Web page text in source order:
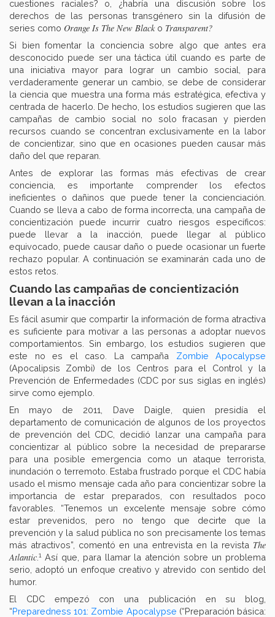
cuestiones raciales? o, ¿habría una discusión sobre los
derechos de las personas transgénero sin la difusión de
series como Orange Is The New Blacko Transparent?
Si bien fomentar la conciencia sobre algo que antes era
desconocido puede ser una táctica útil cuando es parte de
una iniciativa mayor para lograr un cambio social, para
verdaderamente generar un cambio, se debe de considerar
la ciencia que muestra una forma más estratégica, efectiva y
centrada de hacerlo. De hecho, los estudios sugieren que las
campañas de cambio social no solo fracasan y pierden
recursos cuando se concentran exclusivamente en la labor
de concientizar, sino que en ocasiones pueden causar más
daño del que reparan.
Antes de explorar las formas más efectivas de crear
conciencia, es importante comprender los efectos
ineficientes o dañinos que puede tener la concienciación.
Cuando se lleva a cabo de forma incorrecta, una campaña de
concientización puede incurrir cuatro riesgos específicos:
puede llevar a la inacción, puede llegar al público
equivocado, puede causar daño o puede ocasionar un fuerte
rechazo popular. A continuación se examinarán cada uno de
estos retos.
Cuando las campañas de concientización
llevan a la inacción
Es fácil asumir que compartir la información de forma atractiva
es suficiente para motivar a las personas a adoptar nuevos
comportamientos. Sin embargo, los estudios sugieren que
este no es el caso. La campaña Zombie Apocalypse
(Apocalipsis Zombi) de los Centros para el Control y la
Prevención de Enfermedades (CDC por sus siglas en inglés)
sirve como ejemplo.
En mayo de 2011, Dave Daigle, quien presidía el
departamento de comunicación de algunos de los proyectos
de prevención del CDC, decidió lanzar una campaña para
concientizar al público sobre la necesidad de prepararse
para una posible emergencia como un ataque terrorista,
inundación o terremoto. Estaba frustrado porque el CDC había
usado el mismo mensaje cada año para concientizar sobre la
importancia de estar preparados, con resultados poco
favorables. “Tenemos un excelente mensaje sobre cómo
estar prevenidos, pero no tengo que decirte que la
prevención y la salud pública no son precisamente los temas
más atractivos”, comentó en una entrevista en la revista The
Atlantic 1Así que, para llamar la atención sobre un problema
serio, adoptó un enfoque creativo y atrevido con sentido del
humor.
El CDC empezó con una publicación en su blog,
“Preparedness 101: Zombie Apocalypse (“Preparación básica: